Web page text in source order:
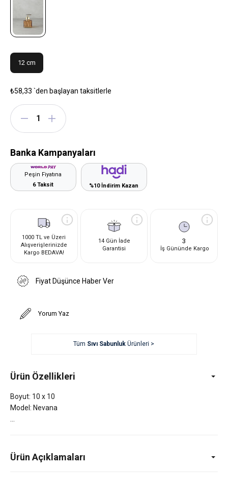
12 cm
₺58,33 `den başlayan taksitlerle
Banka Kampanyaları
Peşin Fiyatına
6 Taksit
%10 İndirim Kazan
1000 TL ve Üzeri
Alışverişlerinizde
Kargo BEDAVA!
14 Gün İade
Garantisi
3
İş Gününde Kargo
Fiyat Düşünce Haber Ver
Yorum Yaz
Tüm Sıvı Sabunluk Ürünleri >
Ürün Özellikleri
Boyut: 10 x 10
Model: Nevana
Ürün Açıklamaları